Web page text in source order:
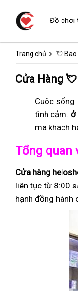
Trang chủ 💘 Bao
Cửa Hàng
Cuộc sống
tình cảm. ở
mà khách
Tổng quan
Cửa hàng
liên tục từ 8:00
hạnh đồng hành
Đồ chơi